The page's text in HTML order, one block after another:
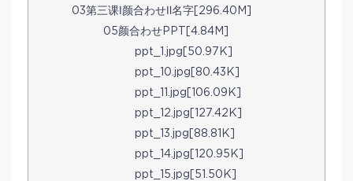
03第三课Ⅰ颜合わせⅡ名字[296.40M]
05颜合わせPPT[4.84M]
ppt_1.jpg[50.97K]
ppt_10.jpg[80.43K]
ppt_11.jpg[106.09K]
ppt_12.jpg[127.42K]
ppt_13.jpg[88.81K]
ppt_14.jpg[120.95K]
ppt_15.jpg[51.50K]